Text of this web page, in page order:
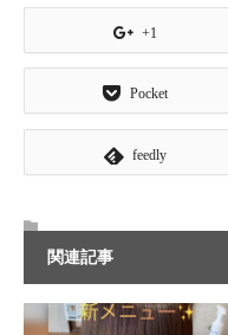
+1
Pocket
feedly
関連記事